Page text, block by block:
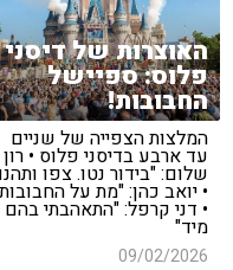
האוצרות של דיסני
פלוס: ספיישל
החבובות!
המלצות הצפייה של שניים
עד ארבע בדיסני פלוס • רון
שלום: "בידור נטו. צפו
• יואב כהן: "מת על
• דני קרפל: "התאהבתי בהם
מיד"
09/02/2026